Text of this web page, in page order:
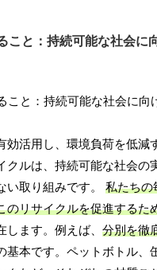
こと：持続可能な社会に
効活用し、環境負荷を低減
クルは、持続可能な社会の
い取り組みです。私たちの
のリサイクルを促進するた
します。例えば、分別を徹
基本です。ペットボトル、